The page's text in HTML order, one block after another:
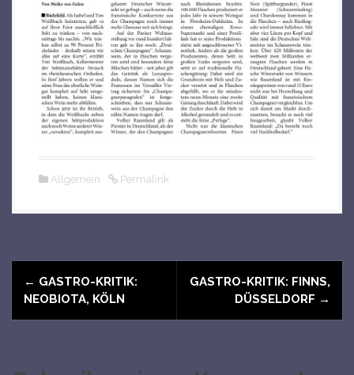
Allgemein Permalink
N
a
← GASTRO-KRITIK:
NEOBIOTA, KÖLN
GASTRO-KRITIK: FINNS,
DÜSSELDORF →